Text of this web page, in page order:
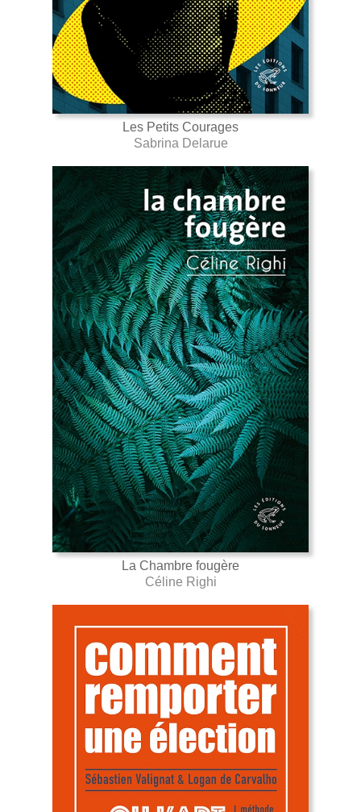
Les Petits Courages
Sabrina Delarue
La Chambre fougère
Céline Righi